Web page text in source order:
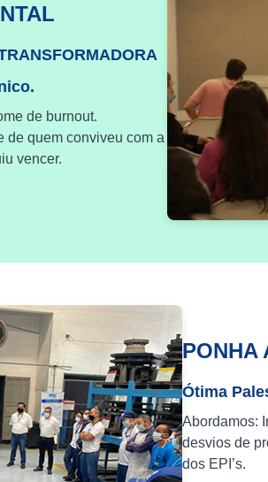
de burnout.
de quem conviveu com a
vencer.
PONHA
Ótima
Abordamos:
desvios de
dos EPI’s.